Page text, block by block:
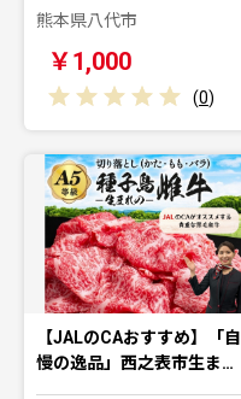
熊本県八代市
￥1,000
(0)
【JALのCAおすすめ】「自
慢の逸品」西之表市生ま…